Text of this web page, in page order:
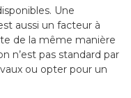
Une
aussi un facteur à
de la même manière
n’est pas standard par
ou opter pour un